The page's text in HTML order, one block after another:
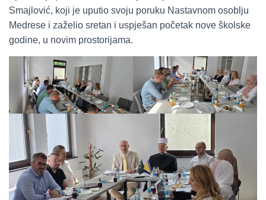
Smajlović, koji je uputio svoju poruku Nastavnom osoblju
Medrese i zaželio sretan i uspješan početak nove školske
godine, u novim prostorijama.